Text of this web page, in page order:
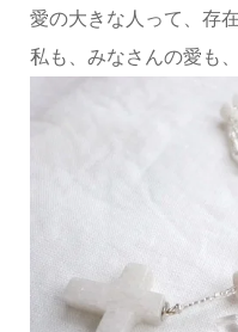
愛の大きな人って、存
私も、みなさんの愛も